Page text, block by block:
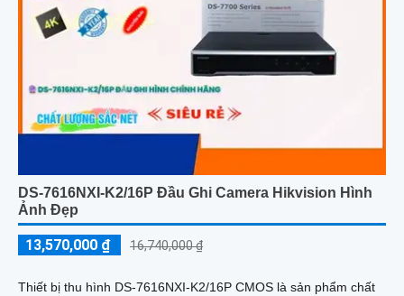
DS-7616NXI-K2/16P Đầu Ghi Camera Hikvision Hình
Ảnh Đẹp
13,570,000 ₫ 16,740,000 ₫
Thiết bị thu hình DS-7616NXI-K2/16P CMOS là sản phẩm chất